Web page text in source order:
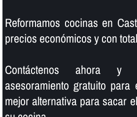
Reformamos cocinas en
precios económicos y con
Contáctenos ahora y
asesoramiento gratuito
mejor alternativa para sacar